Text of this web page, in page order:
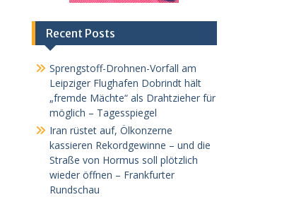
Recent Posts
Sprengstoff-Drohnen-Vorfall am
Leipziger Flughafen Dobrindt hält
„fremde Mächte“ als Drahtzieher für
möglich – Tagesspiegel
Iran rüstet auf, Ölkonzerne
kassieren Rekordgewinne – und die
Straße von Hormus soll plötzlich
wieder öffnen – Frankfurter
Rundschau